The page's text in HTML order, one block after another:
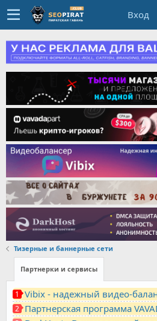
Вход
Тизерные и баннерные сети
Партнерки и сервисы
1 Vibix - надежный видео-
2